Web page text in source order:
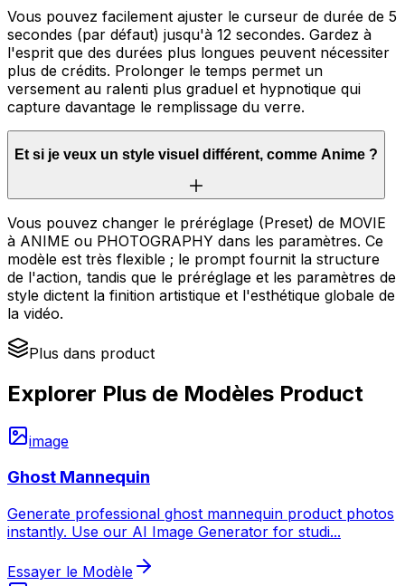
Vous pouvez facilement ajuster le curseur de durée de 5
secondes (par défaut) jusqu'à 12 secondes. Gardez à
l'esprit que des durées plus longues peuvent nécessiter
plus de crédits. Prolonger le temps permet un
versement au ralenti plus graduel et hypnotique qui
capture davantage le remplissage du verre.
Et si je veux un style visuel différent, comme Anime ?
Vous pouvez changer le préréglage (Preset) de MOVIE
à ANIME ou PHOTOGRAPHY dans les paramètres. Ce
modèle est très flexible ; le prompt fournit la structure
de l'action, tandis que le préréglage et les paramètres de
style dictent la finition artistique et l'esthétique globale de
la vidéo.
Plus dans product
Explorer Plus de Modèles Product
image
Ghost Mannequin
Generate professional ghost mannequin product photos
instantly. Use our AI Image Generator for studi...
Essayer le Modèle